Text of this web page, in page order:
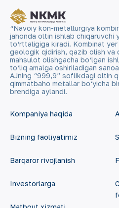
“Navoiy kon-metallurgiya
jahonda oltin ishlab chiqaruvchi
to‘rttaligiga kiradi. Kombinat
geologik qidirish, qazib olish
mahsulot olishgacha bo‘lgan
to‘liq amalga oshiriladigan
AJning “999,9” soflikdagi oltin
qimmatbaho metallar bo‘yicha
brendiga aylandi.
Kompaniya haqida
Bizning faoliyatimiz
Barqaror rivojlanish
Investorlarga